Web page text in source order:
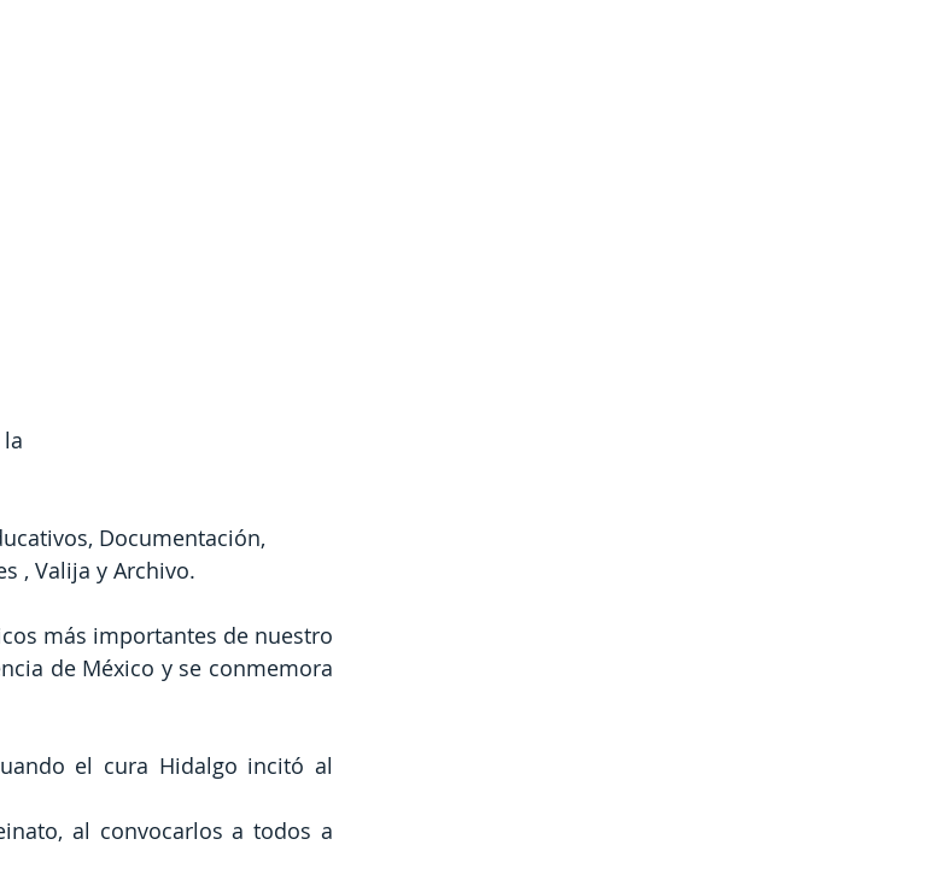
Documentación,
, Valija y Archivo.
más importantes de nuestro
de México y se conmemora
el cura Hidalgo incitó al
al convocarlos a todos a